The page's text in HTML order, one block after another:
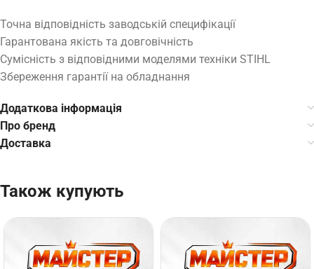
Точна відповідність заводській специфікації
Гарантована якість та довговічність
Сумісність з відповідними моделями техніки STIHL
Збереження гарантії на обладнання
Додаткова інформація
Про бренд
Доставка
Також купують